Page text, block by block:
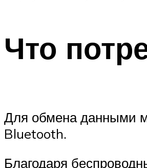
Что
Для обмена данными
Bluetooth.
Благодаря